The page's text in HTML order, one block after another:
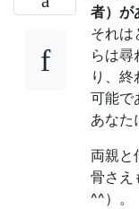
者）が
それは
らは尋
り、終
可能で
あなた
両親と
骨さえ
^^）。